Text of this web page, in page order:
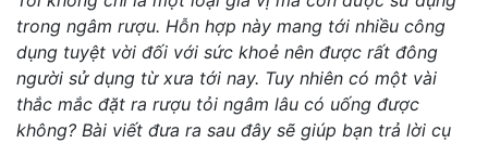
trong ngâm rượu. Hỗn hợp này mang tới nhiều công
dụng tuyệt vời đối với sức khoẻ nên được rất đông
người sử dụng từ xưa tới nay. Tuy nhiên có một vài
thắc mắc đặt ra rượu tỏi ngâm lâu có uống được
không? Bài viết đưa ra sau đây sẽ giúp bạn trả lời cụ